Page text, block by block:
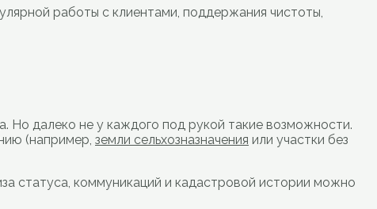
работы с клиентами, поддержания чистоты,
Но далеко не у каждого под рукой такие возможности.
(например, земли сельхозназначения или участки без
статуса, коммуникаций и кадастровой истории можно